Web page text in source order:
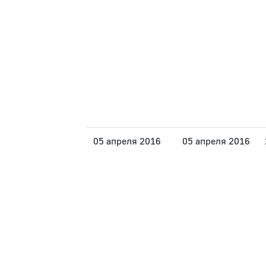
05 апреля 2016 05 апреля 2016